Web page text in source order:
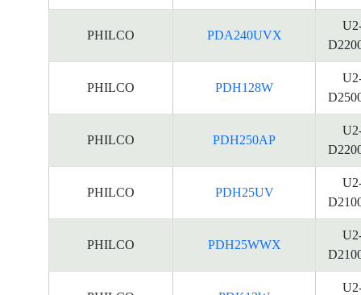
PHILCO PDA240UVX
PHILCO PDH128W
PHILCO PDH250AP
PHILCO PDH25UV
PHILCO PDH25WWX